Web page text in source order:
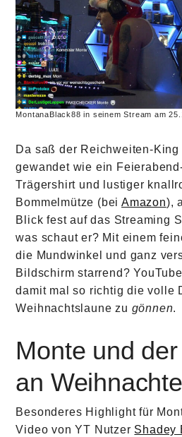
MontanaBlack88 in seinem Stream am
Da saß der Reichweiten-
gewandet wie ein
Trägershirt und lustiger
Bommelmütze (beiAmazon),
Blick fest auf das Streaming
was schaut er? Mit einem
die Mundwinkel und ganz
Bildschirm starrend?
damit mal so richtig die volle
Weihnachtslaune zu gönnen.
Monte und
an
Besonderes Highlight für
Video von YT Nutzer Shadey